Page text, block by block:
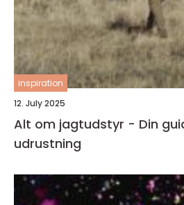
inspiration
12. July 2025
Alt om jagtudstyr - Din
udrustning